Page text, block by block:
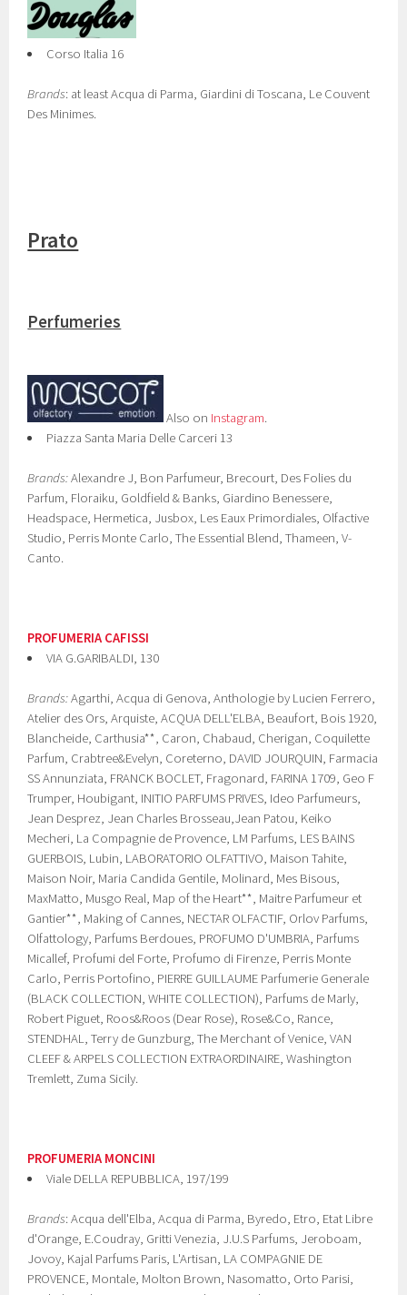
Corso Italia 16
Brands: at least Acqua di Parma, Giardini di Toscana, Le Couvent
Des Minimes.
Prato
Perfumeries
Also on Instagram.
Piazza Santa Maria Delle Carceri 13
Brands:Alexandre J, Bon Parfumeur, Brecourt, Des Folies du
Parfum, Floraiku, Goldfield & Banks, Giardino Benessere,
Headspace, Hermetica, Jusbox, Les Eaux Primordiales, Olfactive
Studio, Perris Monte Carlo, The Essential Blend, Thameen, V-
Canto.
PROFUMERIA CAFISSI
VIA G.GARIBALDI, 130
Brands:Agarthi, Acqua di Genova, Anthologie by Lucien Ferrero,
Atelier des Ors, Arquiste, ACQUA DELL'ELBA, Beaufort, Bois 1920,
Blancheide, Carthusia**, Caron, Chabaud, Cherigan, Coquilette
Parfum, Crabtree&Evelyn, Coreterno, DAVID JOURQUIN, Farmacia
SS Annunziata, FRANCK BOCLET, Fragonard, FARINA 1709, Geo F
Trumper, Houbigant, INITIO PARFUMS PRIVES, Ideo Parfumeurs,
Jean Desprez, Jean Charles Brosseau,Jean Patou, Keiko
Mecheri, La Compagnie de Provence, LM Parfums, LES BAINS
GUERBOIS, Lubin, LABORATORIO OLFATTIVO, Maison Tahite,
Maison Noir, Maria Candida Gentile, Molinard, Mes Bisous,
MaxMatto, Musgo Real, Map of the Heart**, Maitre Parfumeur et
Gantier**, Making of Cannes, NECTAR OLFACTIF, Orlov Parfums,
Olfattology, Parfums Berdoues, PROFUMO D'UMBRIA, Parfums
Micallef, Profumi del Forte, Profumo di Firenze, Perris Monte
Carlo, Perris Portofino, PIERRE GUILLAUME Parfumerie Generale
(BLACK COLLECTION, WHITE COLLECTION), Parfums de Marly,
Robert Piguet, Roos&Roos (Dear Rose), Rose&Co, Rance,
STENDHAL, Terry de Gunzburg, The Merchant of Venice, VAN
CLEEF & ARPELS COLLECTION EXTRAORDINAIRE, Washington
Tremlett, Zuma Sicily.
PROFUMERIA MONCINI
Viale DELLA REPUBBLICA, 197/199
Brands: Acqua dell'Elba, Acqua di Parma, Byredo, Etro, Etat Libre
d'Orange, E.Coudray, Gritti Venezia, J.U.S Parfums, Jeroboam,
Jovoy, Kajal Parfums Paris, L'Artisan, LA COMPAGNIE DE
PROVENCE, Montale, Molton Brown, Nasomatto, Orto Parisi,